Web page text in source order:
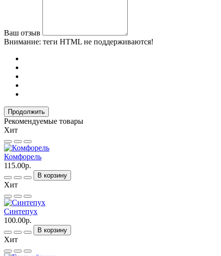
Ваш отзыв
Внимание: теги HTML не поддерживаются!
Продолжить
Рекомендуемые товары
Хит
Комфорель
115.00р.
В корзину
Хит
Синтепух
100.00р.
В корзину
Хит